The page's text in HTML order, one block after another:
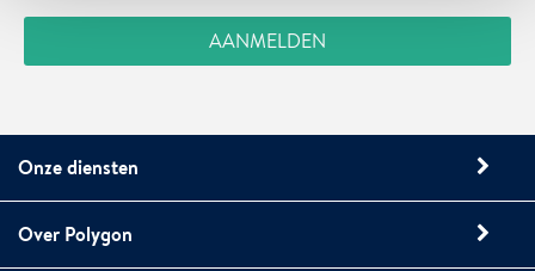
Onze diensten
Over Polygon